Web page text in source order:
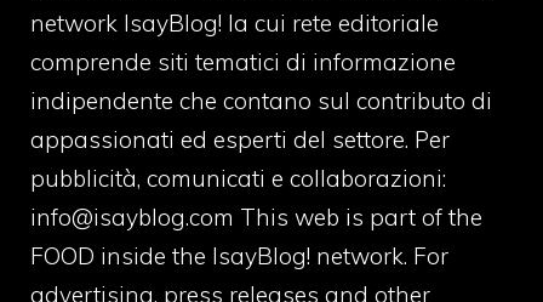
network IsayBlog! la cui rete editoriale
comprende siti tematici di informazione
indipendente che contano sul contributo di
appassionati ed esperti del settore. Per
pubblicità, comunicati e collaborazioni:
info@isayblog.com This web is part of the
FOOD inside the IsayBlog! network. For
advertising, press releases and other